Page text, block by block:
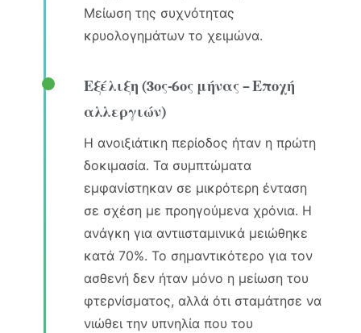
Μείωση της συχνότητας
κρυολογημάτων το χειμώνα.
Εξέλιξη (3ος-6ος μήνας – Εποχή
αλλεργιών)
Η ανοιξιάτικη περίοδος ήταν η πρώτη
δοκιμασία. Τα συμπτώματα
εμφανίστηκαν σε μικρότερη ένταση
σε σχέση με προηγούμενα χρόνια. Η
ανάγκη για αντιισταμινικά μειώθηκε
κατά 70%. Το σημαντικότερο για τον
ασθενή δεν ήταν μόνο η μείωση του
φτερνίσματος, αλλά ότι σταμάτησε να
νιώθει την υπνηλία που του